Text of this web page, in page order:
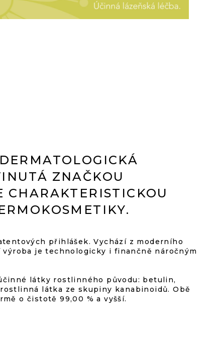
ZNAČKOU
přihlášek. Vychází z moderního
je technologicky i finančně náročným
látky rostlinného původu: betulin,
látka ze skupiny kanabinoidů. Obě
o čistotě 99,00 % a vyšší.